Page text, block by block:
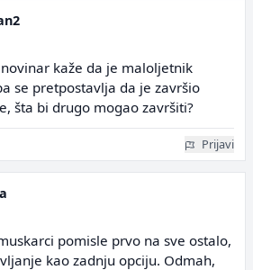
kaže da je maloljetnik
se pretpostavlja da je završio
šta bi drugo mogao završiti?
Prijavi
pomisle prvo na sve ostalo,
kao zadnju opciju. Odmah,